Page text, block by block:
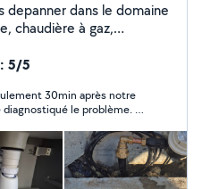
depanner dans le domaine
chaudière à gaz,
5/5
30min après notre
le problème. Il
et a solutionné très
et me
pour la qualité de